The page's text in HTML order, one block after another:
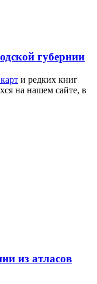
губернии
и редких книг
на нашем сайте, в
из атласов